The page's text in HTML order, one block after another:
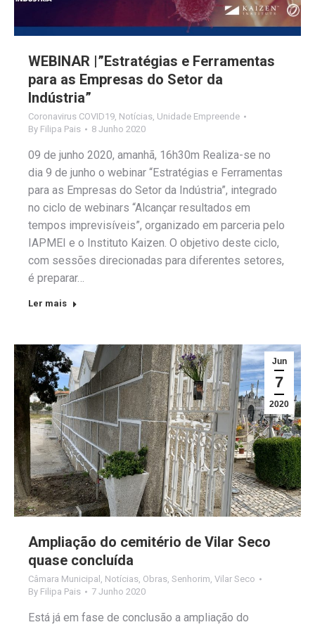
WEBINAR |”Estratégias e Ferramentas
para as Empresas do Setor da
Indústria”
Coronavirus COVID19, Notícias, Unidade Empreende
By Filipa Pais 8 Junho 2020
09 de junho 2020, amanhã, 16h30m Realiza-se no
dia 9 de junho o webinar “Estratégias e Ferramentas
para as Empresas do Setor da Indústria”, integrado
no ciclo de webinars “Alcançar resultados em
tempos imprevisíveis”, organizado em parceria pelo
IAPMEI e o Instituto Kaizen. O objetivo deste ciclo,
com sessões direcionadas para diferentes setores,
é preparar…
Ler mais
Jun
7
2020
Ampliação do cemitério de Vilar Seco
quase concluída
Câmara Municipal Notícias Obras Senhorim Vilar Seco
By Filipa Pais 7 Junho 2020
Está já em fase de conclusão a ampliação do